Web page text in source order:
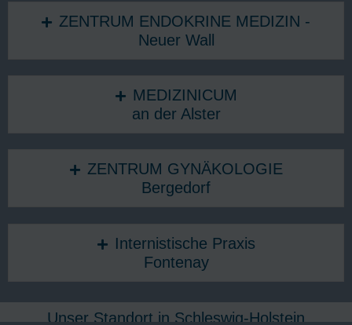
ZENTRUM ENDOKRINE MEDIZIN -
Neuer Wall
MEDIZINICUM
an der Alster
ZENTRUM GYNÄKOLOGIE
Bergedorf
Internistische Praxis
Fontenay
Unser Standort in Schleswig-Holstein